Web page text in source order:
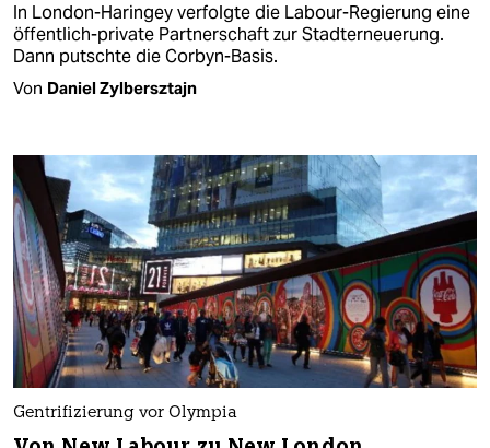
In London-Haringey verfolgte die Labour-Regierung eine
öffentlich-private Partnerschaft zur Stadterneuerung.
Dann putschte die Corbyn-Basis.
Von Daniel Zylbersztajn
Gentrifizierung vor Olympia